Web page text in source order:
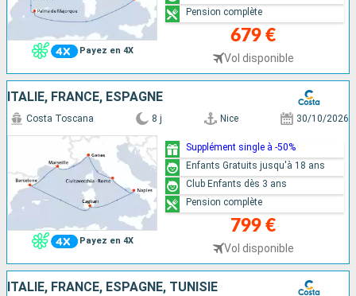
Payez en 4X
679 €
Vol disponible
Pension complète
ITALIE, FRANCE, ESPAGNE
Payez en 4X
Costa Toscana 8 j Nice 30/10/2026
799 €
Vol disponible
Supplément single à -50%
Enfants Gratuits jusqu'à 18 ans
Club Enfants dès 3 ans
Pension complète
ITALIE, FRANCE, ESPAGNE, TUNISIE